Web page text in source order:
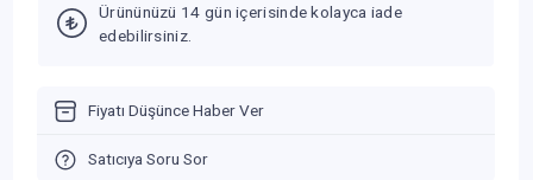
Ürününüzü 14 gün içerisinde kolayca iade
edebilirsiniz.
Fiyatı Düşünce Haber Ver
Satıcıya Soru Sor